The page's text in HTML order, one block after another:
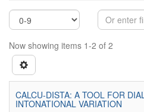
Now showing items 1-2 of 2
CALCU-DISTA: A TOOL FOR
INTONATIONAL VARIATION